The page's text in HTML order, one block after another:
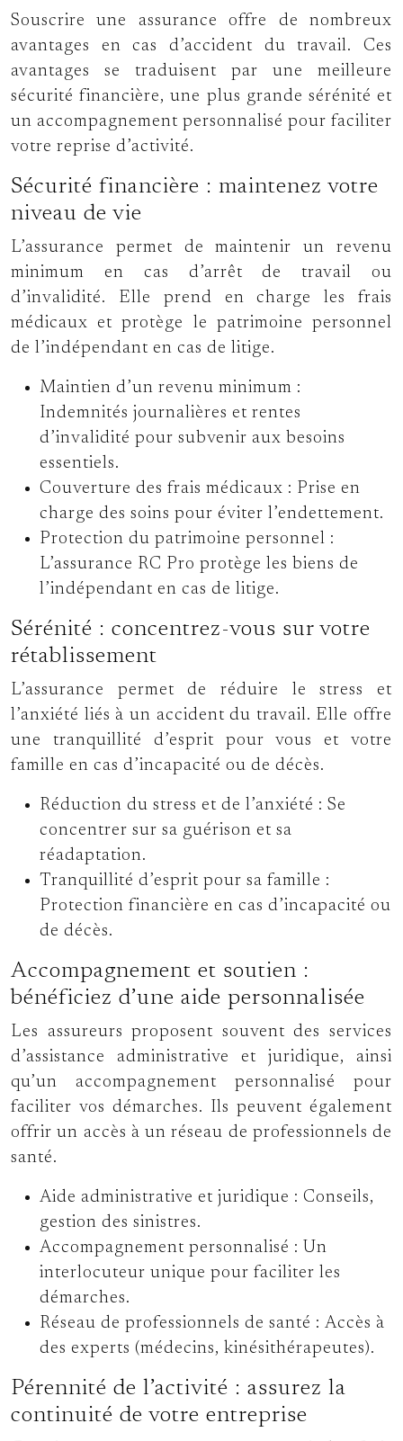
Souscrire une assurance offre de nombreux
avantages en cas d’accident du travail. Ces
avantages se traduisent par une meilleure
sécurité financière, une plus grande sérénité et
un accompagnement personnalisé pour faciliter
votre reprise d’activité.
Sécurité financière : maintenez votre
niveau de vie
L’assurance permet de maintenir un revenu
minimum en cas d’arrêt de travail ou
d’invalidité. Elle prend en charge les frais
médicaux et protège le patrimoine personnel
de l’indépendant en cas de litige.
Maintien d’un revenu minimum :
Indemnités journalières et rentes
d’invalidité pour subvenir aux besoins
essentiels.
Couverture des frais médicaux : Prise en
charge des soins pour éviter l’endettement.
Protection du patrimoine personnel :
L’assurance RC Pro protège les biens de
l’indépendant en cas de litige.
Sérénité : concentrez-vous sur votre
rétablissement
L’assurance permet de réduire le stress et
l’anxiété liés à un accident du travail. Elle offre
une tranquillité d’esprit pour vous et votre
famille en cas d’incapacité ou de décès.
Réduction du stress et de l’anxiété : Se
concentrer sur sa guérison et sa
réadaptation.
Tranquillité d’esprit pour sa famille :
Protection financière en cas d’incapacité ou
de décès.
Accompagnement et soutien :
bénéficiez d’une aide personnalisée
Les assureurs proposent souvent des services
d’assistance administrative et juridique, ainsi
qu’un accompagnement personnalisé pour
faciliter vos démarches. Ils peuvent également
offrir un accès à un réseau de professionnels de
santé.
Aide administrative et juridique : Conseils,
gestion des sinistres.
Accompagnement personnalisé : Un
interlocuteur unique pour faciliter les
démarches.
Réseau de professionnels de santé : Accès à
des experts (médecins, kinésithérapeutes).
Pérennité de l’activité : assurez la
continuité de votre entreprise